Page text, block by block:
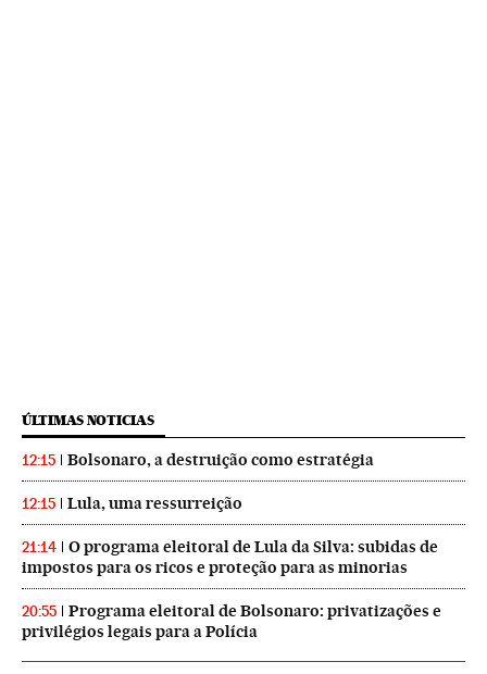
ÚLTIMAS NOTICIAS
12:15 Bolsonaro, a destruição como estratégia
12:15 Lula, uma ressurreição
21:14
O programa eleitoral de Lula da Silva: subidas de
impostos para os ricos e proteção para as minorias
20:55
Programa eleitoral de Bolsonaro: privatizações e
privilégios legais para a Polícia